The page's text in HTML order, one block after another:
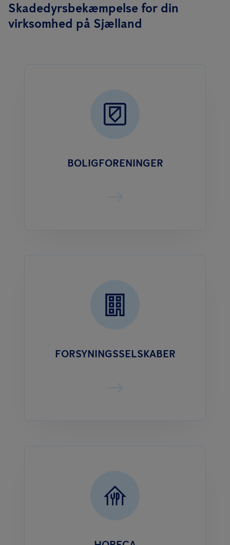
Skadedyrsbekæmpelse for din
virksomhed på Sjælland
BOLIGFORENINGER
FORSYNINGSSELSKABER